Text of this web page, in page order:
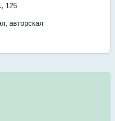
125
авторская